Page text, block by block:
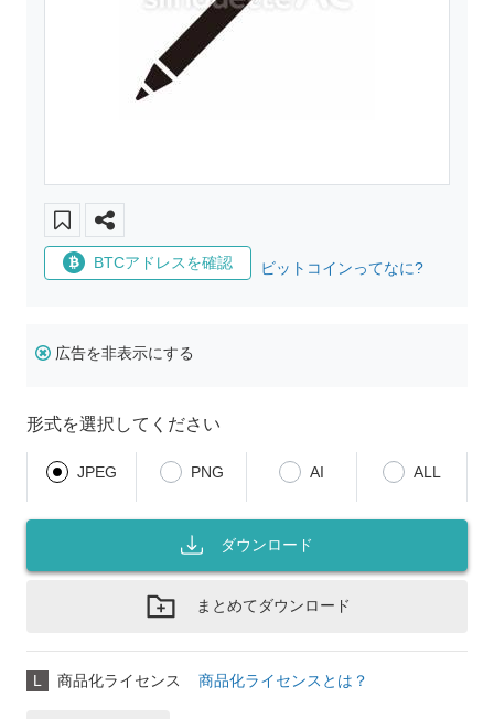
BTCアドレスを確認 ビットコインってなに?
広告を非表示にする
形式を選択してください
JPEG PNG AI ALL
ダウンロード
まとめてダウンロード
L 商品化ライセンス 商品化ライセンスとは？